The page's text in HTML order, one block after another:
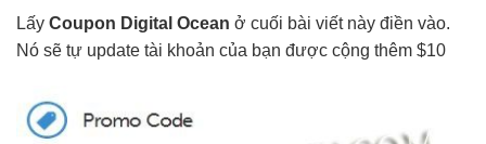
Lấy Coupon Digital Ocean ở cuối bài viết này điền vào.
Nó sẽ tự update tài khoản của bạn được cộng thêm $10